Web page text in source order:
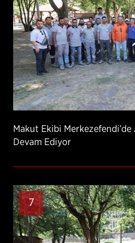
Makut Ekibi
Devam Ediyor
7